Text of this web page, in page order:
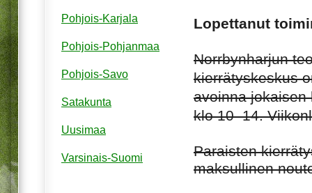
Lopettanut
Norrbynharjun
kierrätyskeskus
avoinna jokaisen
klo 10–14.
Paraisten
maksullinen
Pohjois-Karjala
Pohjois-Pohjanmaa
Pohjois-Savo
Satakunta
Uusimaa
Varsinais-Suomi